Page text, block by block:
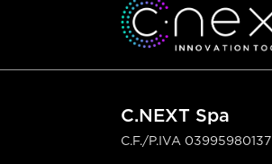
C.NEXT Spa
C.F./P.IVA 03995980137